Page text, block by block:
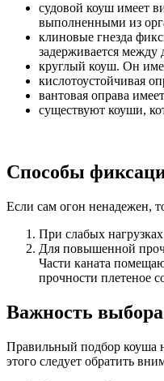
судовой коуш имеет
выполненными из
клиновые гнезда
задерживается
круглый коуш. Он
кислотоустойчивая
вантовая оправа
существуют коуши,
Способы
Если сам огон ненадежен,
При слабых
Для повышенной
Части каната
прочности плетеное
Важность выбора
Правильный подбор коуша
этого следует обратить